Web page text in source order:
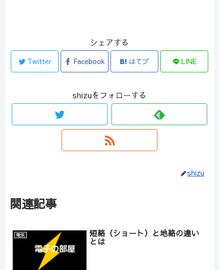
シェアする
Twitter Facebook はてブ LINE
shizuをフォローする
shizu
関連記事
電気 短絡（ショート）と地絡の違い
とは